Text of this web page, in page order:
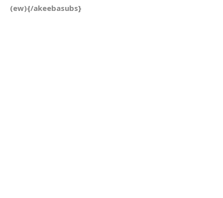
(ew){/akeebasubs}